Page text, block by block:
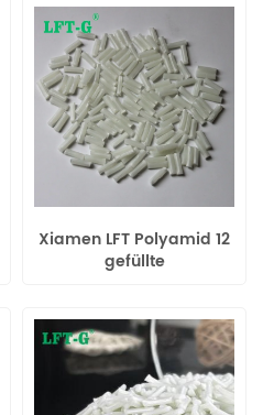
verstärkte
thermoplastische
Polymere
Xiamen LFT Polyamid 12
gefüllte